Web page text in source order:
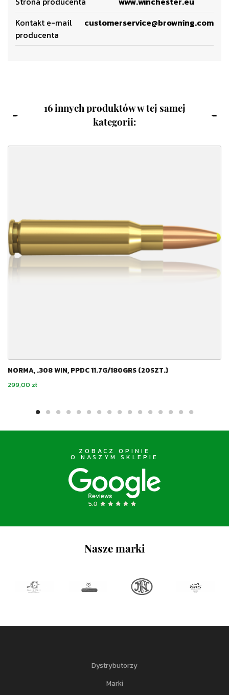
Kontakt e-mail
producenta
customerservice@browning.com
16 innych produktów w tej samej
kategorii:
NORMA, .308 WIN, PPDC 11.7G/180GRS (20SZT.)
Cena
299,00 zł
ZOBACZ OPINIE
O NASZYM SKLEPIE
Nasze marki
Dystrybutorzy
Marki